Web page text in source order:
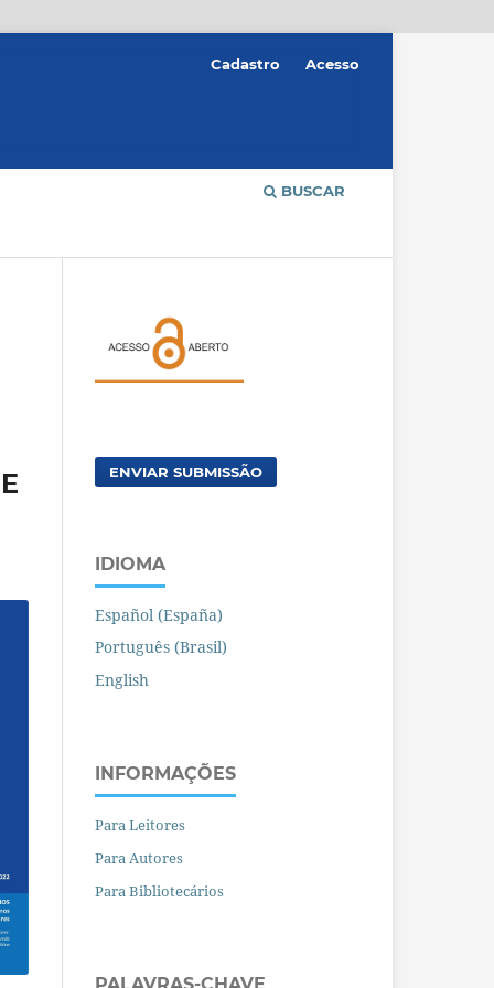
BUSCAR
Cadastro Acesso
ENVIAR SUBMISSÃO
IDIOMA
Español (España)
Português (Brasil)
English
INFORMAÇÕES
Para Leitores
Para Autores
Para Bibliotecários